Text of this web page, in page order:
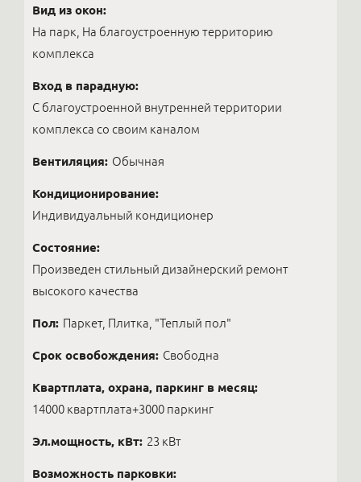
Вид из окон:
На парк, На благоустроенную территорию
комплекса
Вход в парадную:
С благоустроенной внутренней территории
комплекса со своим каналом
Вентиляция: Обычная
Кондиционирование:
Индивидуальный кондиционер
Состояние:
Произведен стильный дизайнерский ремонт
высокого качества
Пол: Паркет, Плитка, "Теплый пол"
Срок освобождения: Свободна
Квартплата, охрана, паркинг в месяц:
14000 квартплата+3000 паркинг
Эл.мощность, кВт: 23 кВт
Возможность парковки: